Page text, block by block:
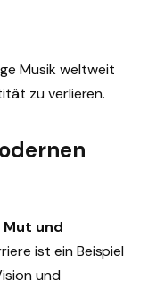
Musik weltweit
zu verlieren.
und
ist ein Beispiel
und